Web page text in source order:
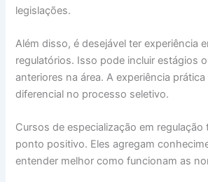
legislações.
Além disso, é desejável ter experiência
regulatórios. Isso pode incluir estágios
anteriores na área. A experiência
diferencial no processo seletivo.
Cursos de especialização em regulação
ponto positivo. Eles agregam
entender melhor como funcionam as